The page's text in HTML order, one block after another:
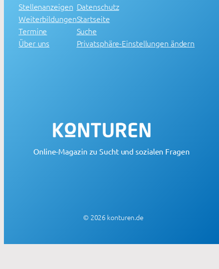
Stellenanzeigen
Weiterbildungen
Termine
Über uns
Datenschutz
Startseite
Suche
Privatsphäre-Einstellungen ändern
Online-Magazin zu Sucht und sozialen Fragen
© 2026 konturen.de